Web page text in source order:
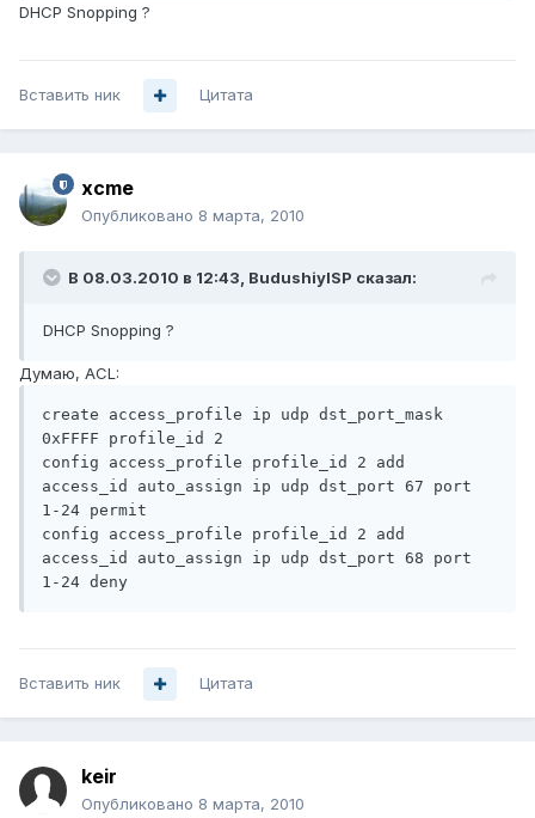
DHCP Snopping ?
Вставить ник Цитата
xcme
Опубликовано 8 марта, 2010
В 08.03.2010 в 12:43, BudushiyISP сказал:
DHCP Snopping ?
Думаю, ACL:
create access_profile ip udp dst_port_mask
0xFFFF profile_id 2
config access_profile profile_id 2 add
access_id auto_assign ip udp dst_port 67 port
1-24 permit
config access_profile profile_id 2 add
access_id auto_assign ip udp dst_port 68 port
1-24 deny
Вставить ник Цитата
keir
Опубликовано 8 марта, 2010